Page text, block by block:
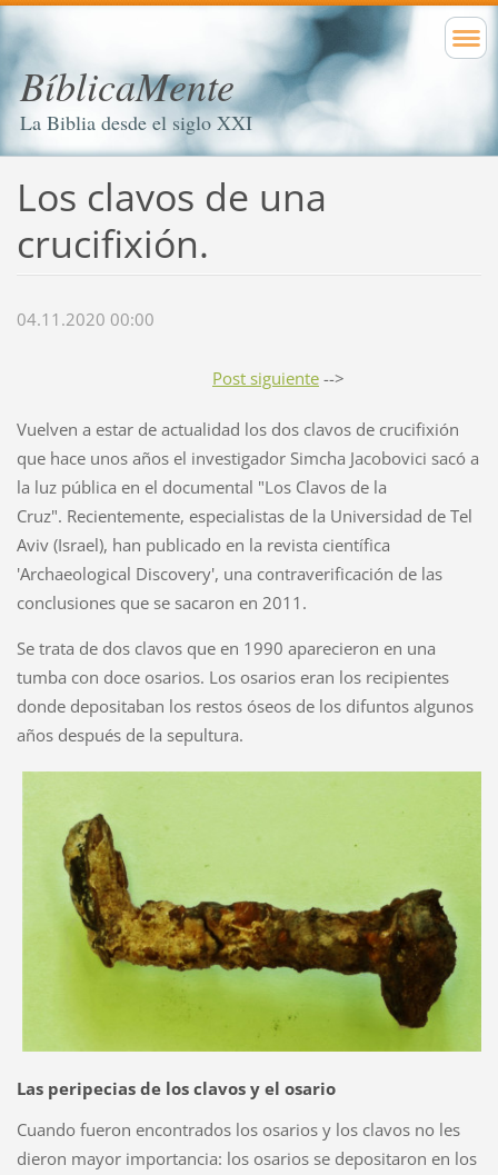
BíblicaMente
La Biblia desde el siglo XXI
Los clavos de una
crucifixión.
04.11.2020 00:00
Post siguiente-->
Vuelven a estar de actualidad los dos clavos de crucifixión
que hace unos años el investigador Simcha Jacobovici sacó a
la luz pública en el documental "Los Clavos de la
Cruz". Recientemente, especialistas de la Universidad de Tel
Aviv (Israel), han publicado en la revista científica
'Archaeological Discovery', una contraverificación de las
conclusiones que se sacaron en 2011.
Se trata de dos clavos que en 1990 aparecieron en una
tumba con doce osarios. Los osarios eran los recipientes
donde depositaban los restos óseos de los difuntos algunos
años después de la sepultura.
Las peripecias de los clavos y el osario
Cuando fueron encontrados los osarios y los clavos no les
dieron mayor importancia: los osarios se depositaron en los